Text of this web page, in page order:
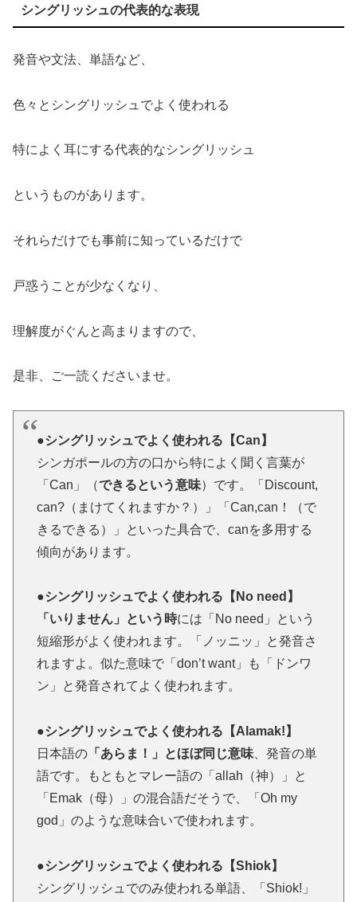
シングリッシュの代表的な表現
発音や文法、単語など、
色々とシングリッシュでよく使われる
特によく耳にする代表的なシングリッシュ
というものがあります。
それらだけでも事前に知っているだけで
戸惑うことが少なくなり、
理解度がぐんと高まりますので、
是非、ご一読くださいませ。
●シングリッシュでよく使われる【Can】
シンガポールの方の口から特によく聞く言葉が
「Can」（できるという意味）です。「Discount,
can?（まけてくれますか？）」「Can,can！（で
きるできる）」といった具合で、canを多用する
傾向があります。
●シングリッシュでよく使われる【No need】
「いりません」という時には「No need」という
短縮形がよく使われます。「ノッニッ」と発音さ
れますよ。似た意味で「don’t want」も「ドンワ
ン」と発音されてよく使われます。
●シングリッシュでよく使われる【Alamak!】
日本語の「あらま！」とほぼ同じ意味、発音の単
語です。もともとマレー語の「allah（神）」と
「Emak（母）」の混合語だそうで、「Oh my
god」のような意味合いで使われます。
●シングリッシュでよく使われる【Shiok】
シングリッシュでのみ使われる単語、「Shiok!」